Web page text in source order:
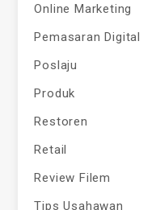
Online Marketing
Pemasaran Digital
Poslaju
Produk
Restoren
Retail
Review Filem
Tips Usahawan